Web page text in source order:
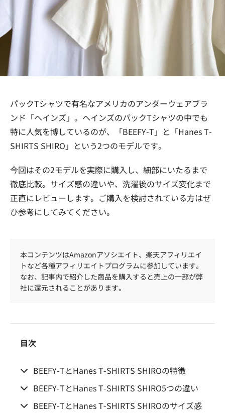
パックTシャツで有名なアメリカのアンダーウェアブラ
ンド「ヘインズ」。ヘインズのパックTシャツの中でも
特に人気を博しているのが、「BEEFY-T」と「Hanes T-
SHIRTS SHIRO」という2つのモデルです。
今回はその2モデルを実際に購入し、細部にいたるまで
徹底比較。サイズ感の違いや、洗濯後のサイズ変化まで
正直にレビューします。ご購入を検討されている方はぜ
ひ参考にしてみてください。
本コンテンツはAmazonアソシエイト、楽天アフィリエイ
トなど各種アフィリエイトプログラムに参加しています。
なお、記事内で紹介した商品を購入すると売上の一部が弊
社に還元されることがあります。
目次
BEEFY-TとHanes T-SHIRTS SHIROの特徴
BEEFY-TとHanes T-SHIRTS SHIRO5つの違い
BEEFY-TとHanes T-SHIRTS SHIROのサイズ感